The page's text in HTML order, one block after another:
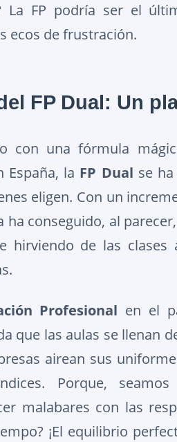
La FP podría ser el
ecos de frustración.
FP Dual: Un
con una fórmula
España, la FP Dual se
eligen. Con un
conseguido, al
hirviendo de las
Profesional en el
que las aulas se llenan
airean sus
Porque,
malabares con las
¡El equilibrio